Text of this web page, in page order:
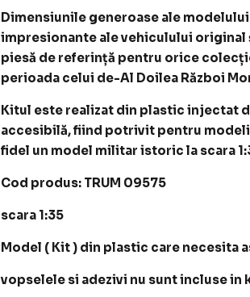
Dimensiunile generoase ale
impresionante ale vehiculului
piesă de referință pentru orice
perioada celui de-Al Doilea Război
Kitul este realizat din plastic injectat
accesibilă, fiind potrivit pentru
fidel un model militar istoric la scara
Cod produs: TRUM 09575
scara 1:35
Model ( Kit ) din plastic care necesita
vopselele si adezivi nu sunt incluse in